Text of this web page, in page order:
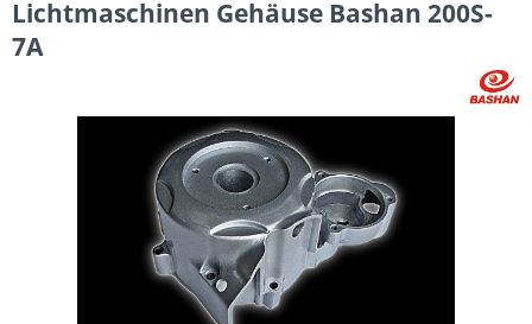
Lichtmaschinen Gehäuse Bashan 200S-
7A